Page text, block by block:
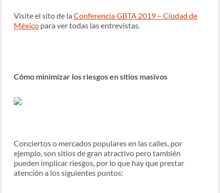
Visite el sito de la Conferencia GBTA 2019 – Ciudad de
México para ver todas las entrevistas.
Cómo minimizar los riesgos en sitios masivos
Conciertos o mercados populares en las calles, por
ejemplo, son sitios de gran atractivo pero también
pueden implicar riesgos, por lo que hay que prestar
atención a los siguientes puntos: